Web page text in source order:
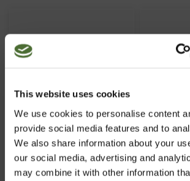
This website uses cookies
We use cookies to personalise content
provide social media features and to
We also share information about your
our social media, advertising and
may combine it with other information
Hydrating Serum
(Kombineret til fedtet
hud) / Genfugtende
Insta-Lift